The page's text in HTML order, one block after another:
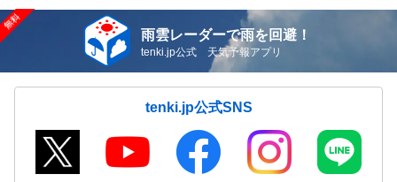
雨雲レーダーで雨を回避！
tenki.jp公式 天気予報アプリ
tenki.jp公式SNS